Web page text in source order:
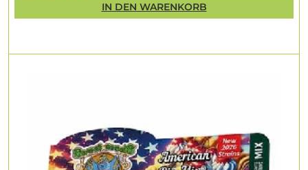
IN DEN WARENKORB